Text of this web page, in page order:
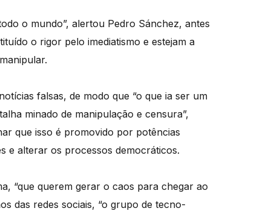
o mundo”, alertou Pedro Sánchez, antes
o rigor pelo imediatismo e estejam a
falsas, de modo que “o que ia ser um
minado de manipulação e censura”,
que isso é promovido por potências
e alterar os processos democráticos.
“que querem gerar o caos para chegar ao
das redes sociais, “o grupo de tecno-